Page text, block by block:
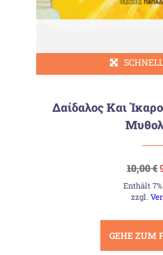
Δαίδαλος Και
10,00€
Enthält
zzgl.
GEHE ZUM